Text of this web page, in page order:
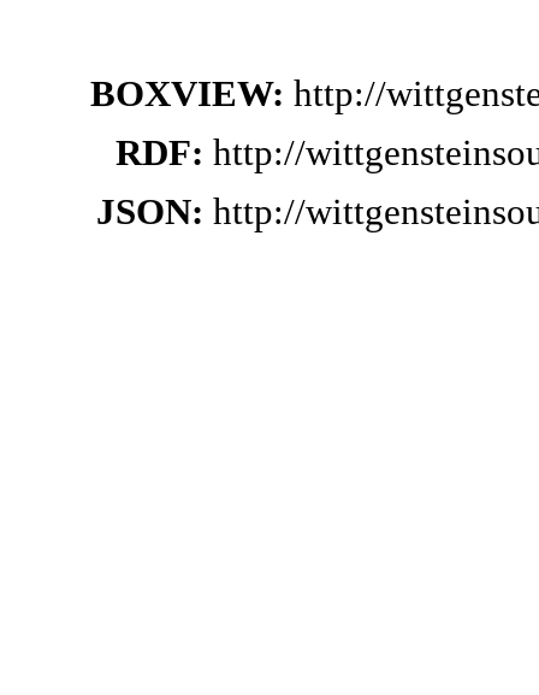
BOXVIEW: http://
RDF: http://
JSON: http://